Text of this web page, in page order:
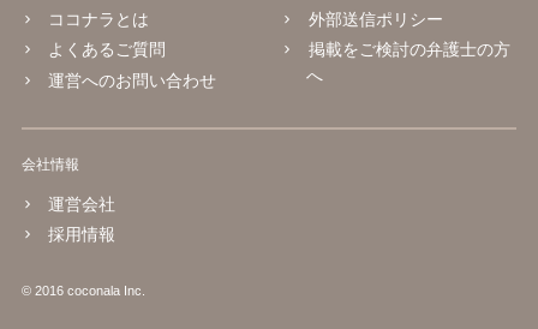
ココナラとは
よくあるご質問
運営へのお問い合わせ
外部送信ポリシー
掲載をご検討の弁護士の方
へ
会社情報
運営会社
採用情報
© 2016 coconala Inc.